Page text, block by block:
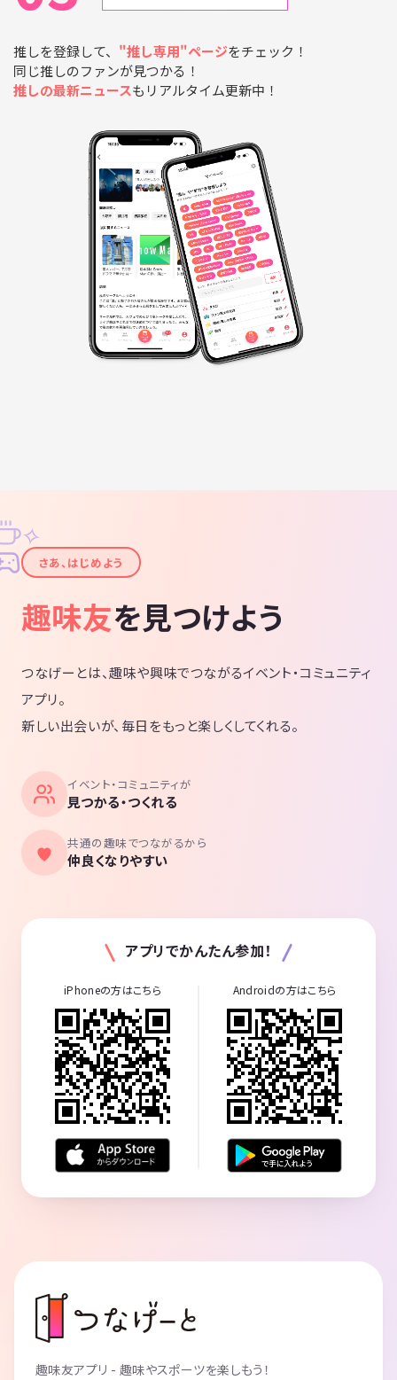
推しを登録して、 "推し専用"ページをチェック！
同じ推しのファンが見つかる！
推しの最新ニュースもリアルタイム更新中！
✦
✧
さあ、はじめよう
趣味友を見つけよう
つなげーとは、趣味や興味でつながるイベント・コミュニティ
アプリ。
新しい出会いが、毎日をもっと楽しくしてくれる。
イベント・コミュニティが
見つかる・つくれる
共通の趣味でつながるから
仲良くなりやすい
アプリでかんたん参加！
iPhoneの方はこちら Androidの方はこちら
趣味友アプリ - 趣味やスポーツを楽しもう！